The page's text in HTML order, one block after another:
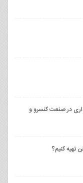
در صنعت کنسرو و
تهیه کنیم؟